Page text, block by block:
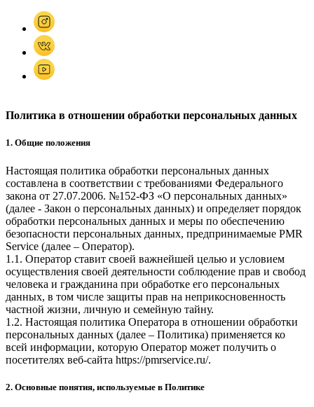
Политика в отношении обработки персональных данных
1. Общие положения
Настоящая политика обработки персональных данных
составлена в соответствии с требованиями Федерального
закона от 27.07.2006. №152-ФЗ «О персональных данных»
(далее - Закон о персональных данных) и определяет порядок
обработки персональных данных и меры по обеспечению
безопасности персональных данных, предпринимаемые PMR
Service (далее – Оператор).
1.1. Оператор ставит своей важнейшей целью и условием
осуществления своей деятельности соблюдение прав и свобод
человека и гражданина при обработке его персональных
данных, в том числе защиты прав на неприкосновенность
частной жизни, личную и семейную тайну.
1.2. Настоящая политика Оператора в отношении обработки
персональных данных (далее – Политика) применяется ко
всей информации, которую Оператор может получить о
посетителях веб-сайта https://pmrservice.ru/.
2. Основные понятия, используемые в Политике